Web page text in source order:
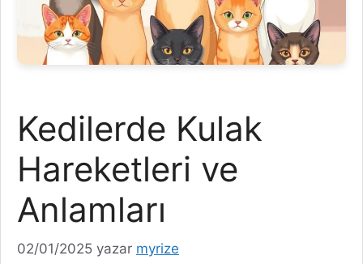
Kedilerde Kulak
Hareketleri ve
Anlamları
02/01/2025 yazar myrize